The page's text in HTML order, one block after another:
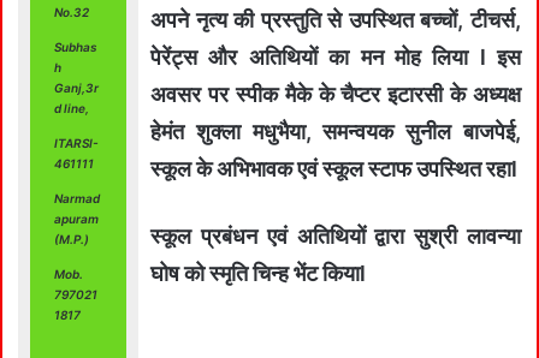
No.32
Subhas
h
Ganj,3r
d line,
ITARSI-
461111
Narmad
apuram
(M.P.)
Mob.
797021
1817
अपने नृत्य की प्रस्तुति से उपस्थित बच्चों, टीचर्स,
पेरेंट्स और अतिथियों का मन मोह लिया l इस
अवसर पर स्पीक मैके के चैप्टर इटारसी के अध्यक्ष
हेमंत शुक्ला मधुभैया, समन्वयक सुनील बाजपेई,
स्कूल के अभिभावक एवं स्कूल स्टाफ उपस्थित रहाl
स्कूल प्रबंधन एवं अतिथियों द्वारा सुश्री लावन्या
घोष को स्मृति चिन्ह भेंट कियाl